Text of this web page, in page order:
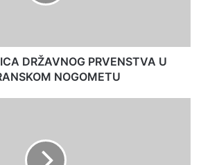
DRŽAVNOG PRVENSTVA U
NOGOMETU